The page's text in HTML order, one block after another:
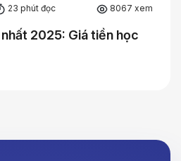
23 phút đọc 8067 xem
nhất 2025: Giá tiền học